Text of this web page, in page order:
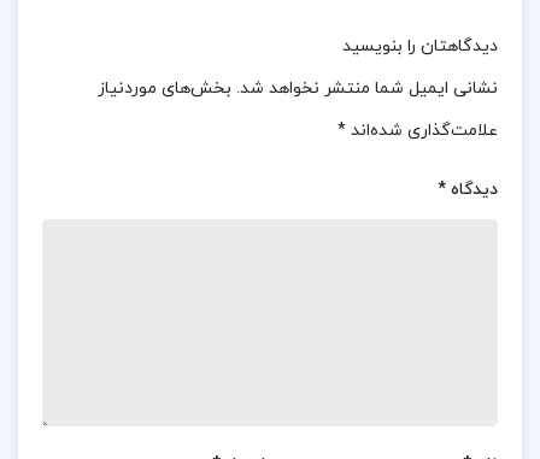
فداکاری‌های ابراهیم هادی، یکی از شهدای دفاع
دیدگاهتان را بنویسید
نشانی ایمیل شما منتشر نخواهد شد. بخش‌های موردنیاز
علامت‌گذاری شده‌اند *
دیدگاه *